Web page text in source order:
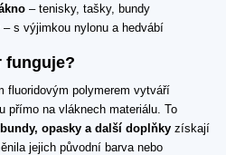
– tenisky, tašky, bundy
s výjimkou nylonu a hedvábí
funguje?
fluoridovým polymerem vytváří
přímo na vláknech materiálu. To
opasky a další doplňky získají
jejich původní barva nebo